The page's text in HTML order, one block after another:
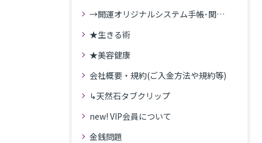
→開運オリジナルシステム手帳･関連記事
★生きる術
★美容健康
会社概要・規約(ご入金方法や規約等)
↳天然石タブクリップ
new! VIP会員について
金銭問題